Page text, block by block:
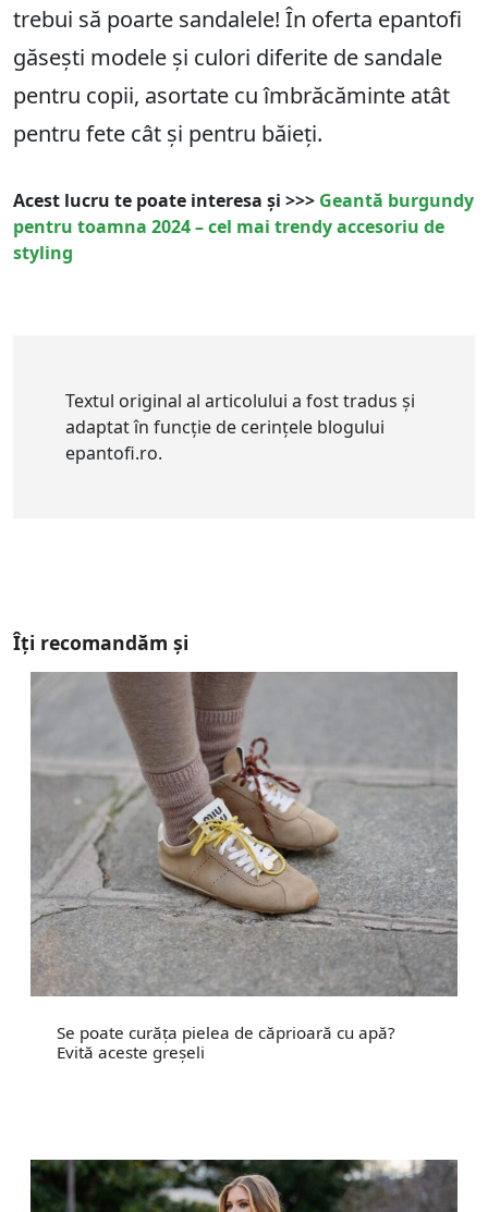
trebui să poarte sandalele! În oferta epantofi
găsești modele și culori diferite de sandale
pentru copii, asortate cu îmbrăcăminte atât
pentru fete cât și pentru băieți.
Acest lucru te poate interesa și >>> Geantă burgundy
pentru toamna 2024 – cel mai trendy accesoriu de
styling
Textul original al articolului a fost tradus și
adaptat în funcție de cerințele blogului
epantofi.ro.
Îți recomandăm și
Se poate curăța pielea de căprioară cu apă?
Evită aceste greșeli